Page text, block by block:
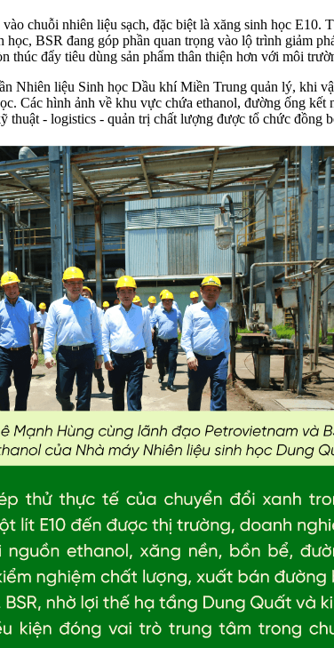
chuỗi nhiên liệu sạch, đặc biệt là xăng sinh học E10.
BSR đang góp phần quan trọng vào lộ trình giảm
thúc đẩy tiêu dùng sản phẩm thân thiện hơn với môi
Nhiên liệu Sinh học Dầu khí Miền Trung quản lý, khi
Các hình ảnh về khu vực chứa ethanol, đường ống
thuật - logistics - quản trị chất lượng được tổ chức đồng